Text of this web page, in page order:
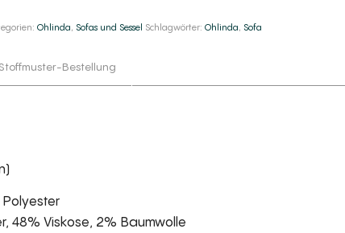
Ohlinda, Sofas und Sessel Schlagwörter:Ohlinda, Sofa
Stoffmuster-Bestellung
Polyester
48% Viskose, 2% Baumwolle